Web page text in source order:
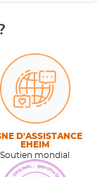
D'ASSISTANCE
EHEIM
Soutien mondial